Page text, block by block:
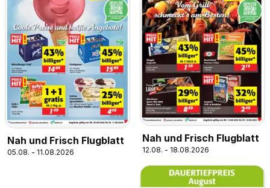
Nah und Frisch Flugblatt
05.08. - 11.08.2026
Nah und Frisch Flugblatt
12.08. - 18.08.2026